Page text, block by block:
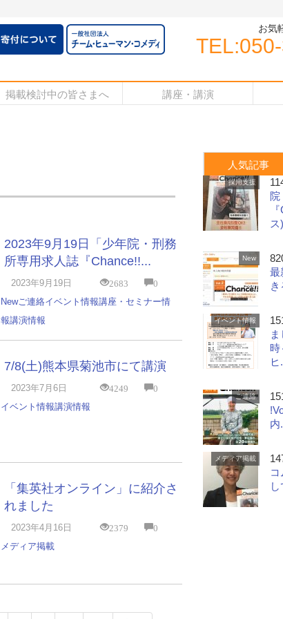
お気
掲載検討中の皆さまへ 講座・講演
2023年9月19日「少年院・刑務
所専用求人誌『Chance!!...
2023年9月19日 2683
0
Newご連絡イベント情報講座・セミナー情
報講演情報
7/8(土)熊本県菊池市にて講演
2023年7月6日 4249
0
イベント情報講演情報
「集英社オンライン」に紹介さ
れました
2023年4月16日 2379
0
メディア掲載
人気記事
採用支援
院
ス
New
最
イベント情報
時
ヒ
ご連絡
内
メディア掲載